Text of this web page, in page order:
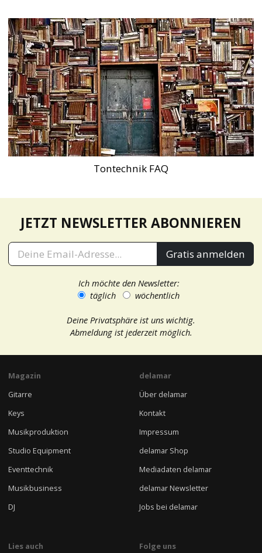
Tontechnik FAQ
JETZT NEWSLETTER ABONNIEREN
Gratis anmelden
Ich möchte den Newsletter:
täglich
wöchentlich
Deine Privatsphäre ist uns wichtig.
Abmeldung ist jederzeit möglich.
Magazin
Gitarre
Keys
Musikproduktion
Studio Equipment
Eventtechnik
Musikbusiness
DJ
delamar
Über delamar
Kontakt
Impressum
delamar Shop
Mediadaten delamar
delamar Newsletter
Jobs bei delamar
Lies auch Folge uns